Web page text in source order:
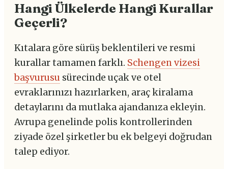
Hangi Ülkelerde Hangi Kurallar
Geçerli?
Kıtalara göre sürüş beklentileri ve resmi
kurallar tamamen farklı. Schengen vizesi
başvurusu sürecinde uçak ve otel
evraklarınızı hazırlarken, araç kiralama
detaylarını da mutlaka ajandanıza ekleyin.
Avrupa genelinde polis kontrollerinden
ziyade özel şirketler bu ek belgeyi doğrudan
talep ediyor.